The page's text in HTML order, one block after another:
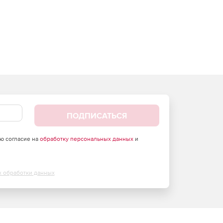
ПОДПИСАТЬСЯ
согласие на обработку персональных данныхи
обработки данных